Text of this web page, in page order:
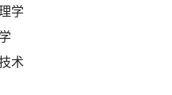
学
术